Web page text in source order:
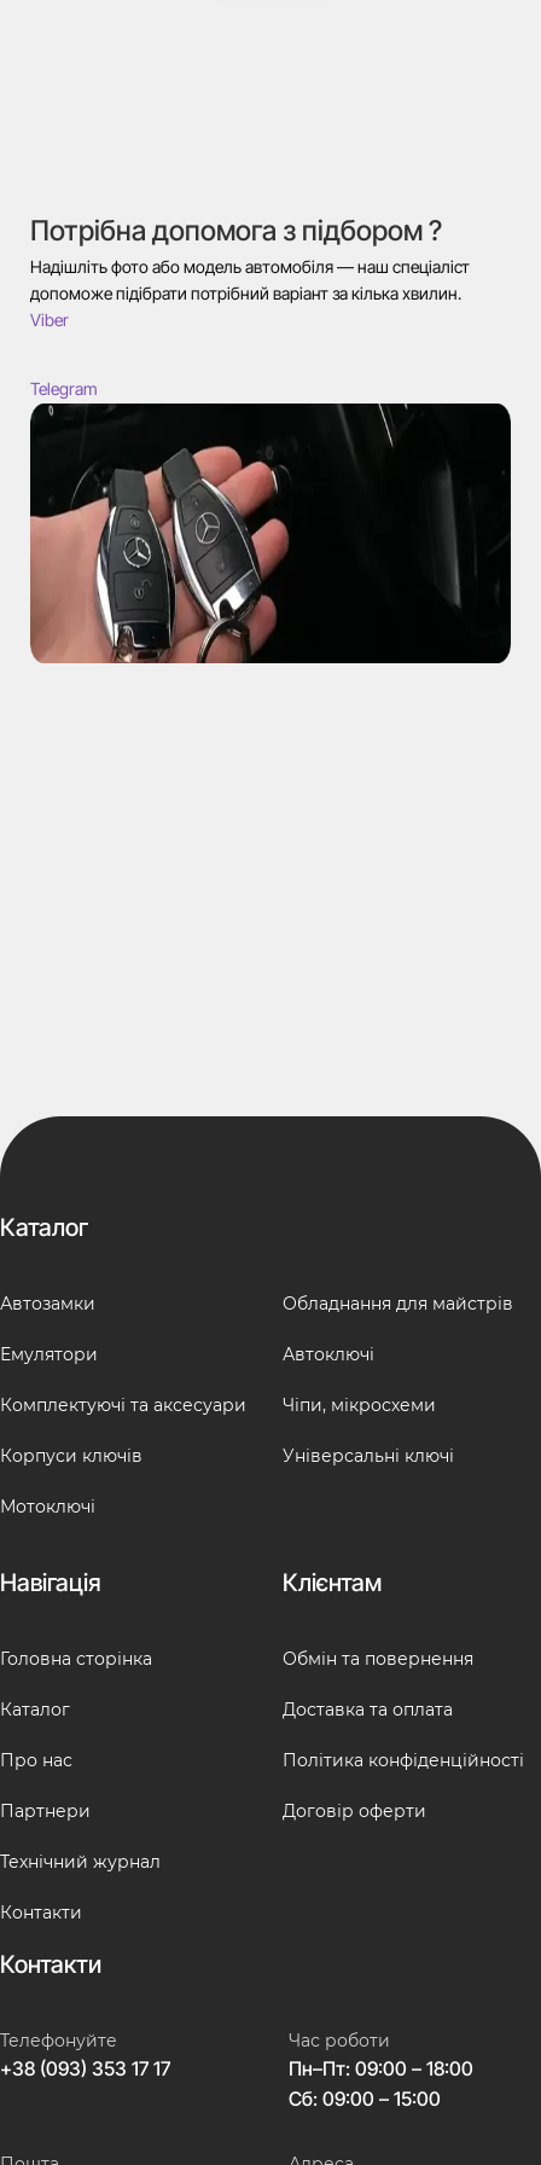
Потрібна допомога з підбором ?
Надішліть фото або модель автомобіля — наш спеціаліст
допоможе підібрати потрібний варіант за кілька хвилин.
Viber
Telegram
Каталог
Автозамки
Емулятори
Комплектуючі та аксесуари
Корпуси ключів
Мотоключі
Обладнання для майстрів
Автоключі
Чіпи, мікросхеми
Універсальні ключі
Навігація
Головна сторінка
Каталог
Про нас
Партнери
Технічний журнал
Контакти
Клієнтам
Обмін та повернення
Доставка та оплата
Політика конфіденційності
Договір оферти
Контакти
Телефонуйте
+38 (093) 353 17 17
Час роботи
Пн–Пт: 09:00 – 18:00
Сб: 09:00 – 15:00